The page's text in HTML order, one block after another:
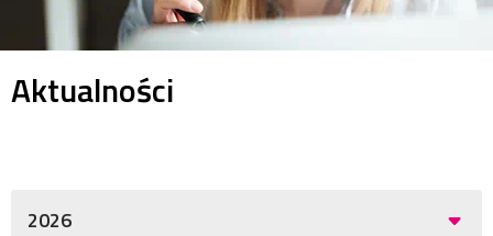
serwisie
Aktualności
2026